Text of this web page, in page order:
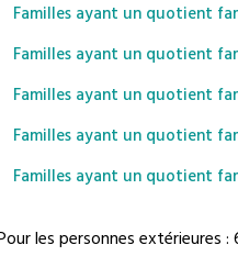
Familles ayant un quotient
Familles ayant un quotient
Familles ayant un quotient
Familles ayant un quotient
Familles ayant un quotient
les personnes extérieures